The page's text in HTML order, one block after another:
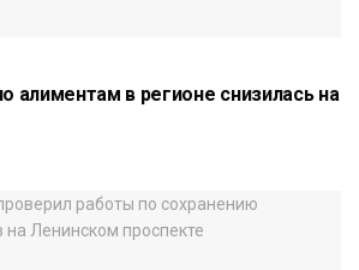
алиментам в регионе снизилась на